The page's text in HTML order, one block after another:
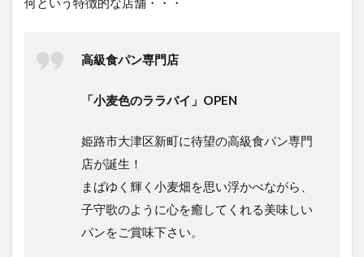
高級食パン専門店
「小麦色のララバイ」OPEN
姫路市大津区新町に待望の高級食パン専門
店が誕生！
まばゆく輝く小麦畑を思い浮かべながら、
子守歌のように心を癒してくれる美味しい
パンをご賞味下さい。